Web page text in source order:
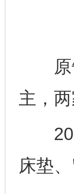
原告
主，
床垫